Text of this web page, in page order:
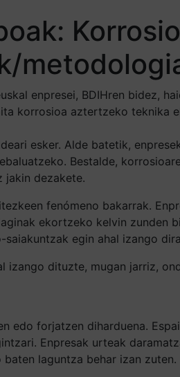
enpresei, BDIHren bidez,
korrosioa aztertzeko teknika
esker. Alde batetik,
Bestalde,
jakin dezakete.
fenómeno bakarrak.
ekortzeko kelvin
egin ahal izango
izango dituzte, mugan jarriz,
edo forjatzen diharduena.
Enpresak urteak
laguntza behar izan zuten.